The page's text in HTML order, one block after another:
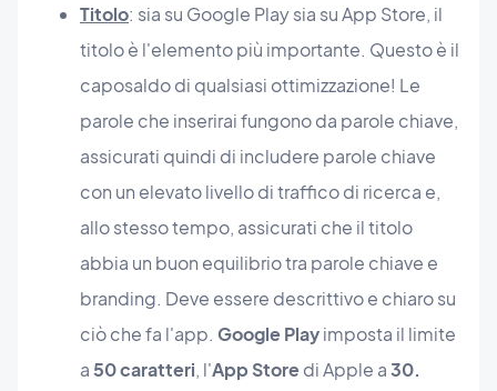
Titolo: sia su Google Play sia su App Store, il
titolo è l'elemento più importante. Questo è il
caposaldo di qualsiasi ottimizzazione! Le
parole che inserirai fungono da parole chiave,
assicurati quindi di includere parole chiave
con un elevato livello di traffico di ricerca e,
allo stesso tempo, assicurati che il titolo
abbia un buon equilibrio tra parole chiave e
branding. Deve essere descrittivo e chiaro su
ciò che fa l'app. Google Playimposta il limite
a50 caratteri, l'App Storedi Apple a30.